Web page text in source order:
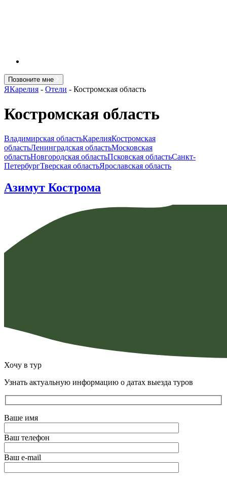
Позвоните мне
ЯКарелия - Отели - Костромская область
Костромская область
Владимирская областьКарелияКостромская
областьЛенинградская областьМосковская
областьНовгородская областьПсковская областьСанкт-
ПетербургТверская областьЯрославская область
Азимут Кострома
Хочу в тур
Узнать актуальную информацию о датах выезда туров
Ваше имя
Ваш телефон
Ваш e-mail